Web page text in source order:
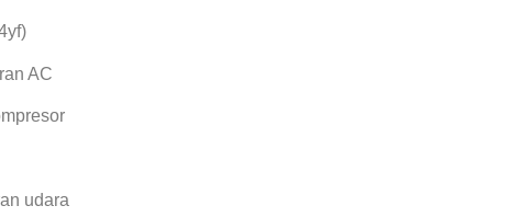
AC
udara